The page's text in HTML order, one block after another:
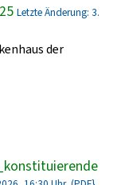
Letzte Änderung: 3.
der